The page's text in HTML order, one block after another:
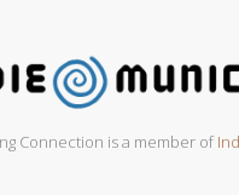
Connection is a member of